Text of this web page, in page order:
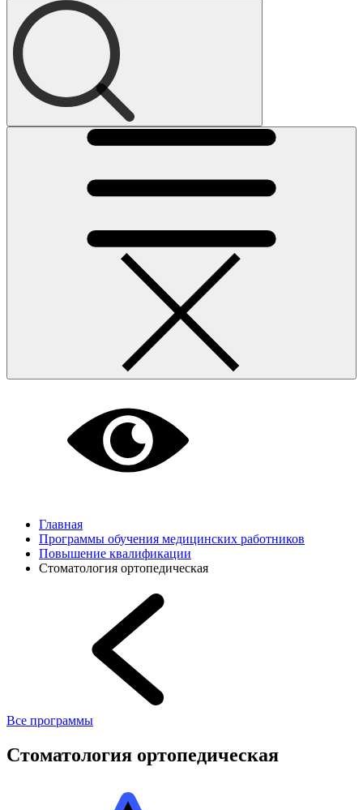
Главная
Программы обучения медицинских работников
Повышение квалификации
Стоматология ортопедическая
Все программы
Стоматология ортопедическая